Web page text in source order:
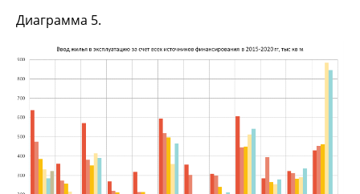
Диаграмма 5.